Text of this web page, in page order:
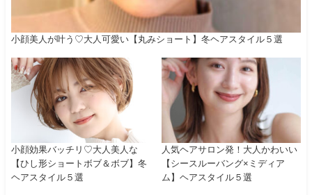
小顔美人が叶う♡大人可愛い【丸みショート】冬ヘアスタイル５選
小顔効果バッチリ♡大人美人な
【ひし形ショートボブ＆ボブ】冬
ヘアスタイル５選
人気ヘアサロン発！大人かわいい
【シースルーバング×ミディア
ム】ヘアスタイル５選